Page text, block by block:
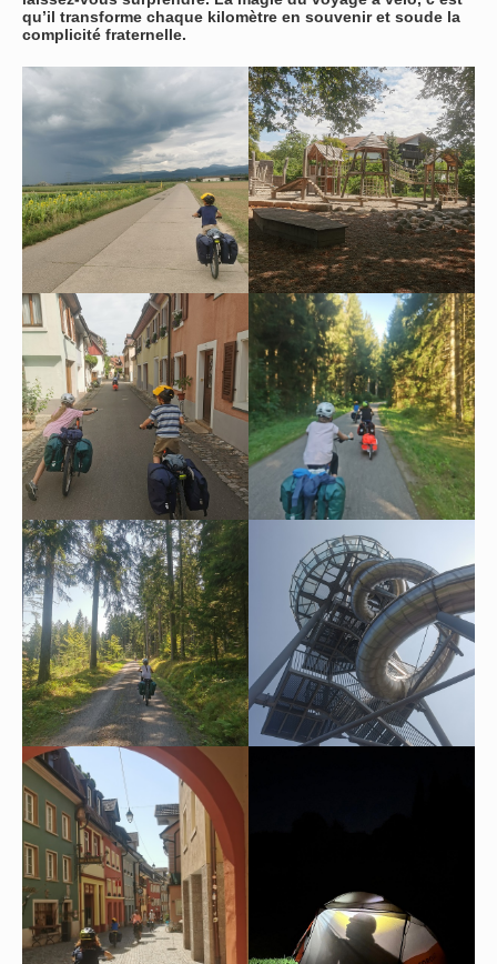
qu’il transforme chaque kilomètre en souvenir et soude la
complicité fraternelle.